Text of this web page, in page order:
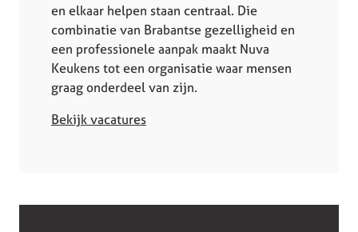
en elkaar helpen staan centraal. Die
combinatie van Brabantse gezelligheid en
een professionele aanpak maakt Nuva
Keukens tot een organisatie waar mensen
graag onderdeel van zijn.
Bekijk vacatures